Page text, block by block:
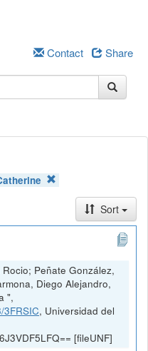
t
Contact Share
Sort
Peñate González,
Diego Alejandro,
",
, Universidad del
[fileUNF]